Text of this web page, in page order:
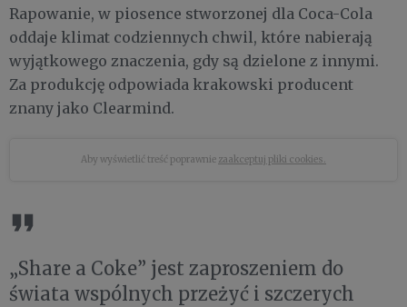
Rapowanie, w piosence stworzonej dla Coca-Cola
oddaje klimat codziennych chwil, które nabierają
wyjątkowego znaczenia, gdy są dzielone z innymi.
Za produkcję odpowiada krakowski producent
znany jako Clearmind.
Aby wyświetlić treść poprawnie zaakceptuj pliki cookies.
„Share a Coke” jest zaproszeniem do
świata wspólnych przeżyć i szczerych